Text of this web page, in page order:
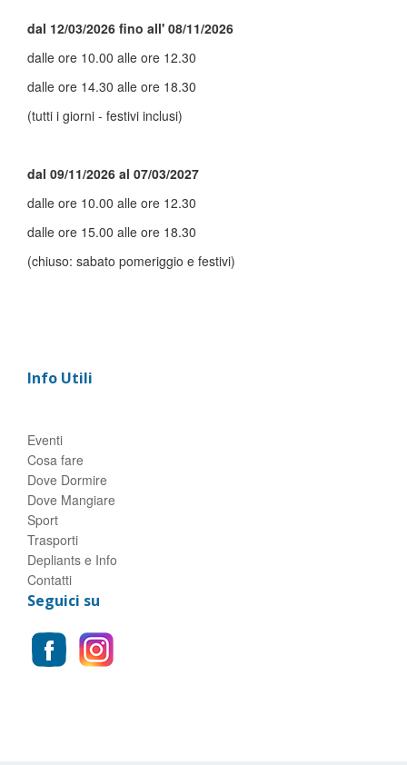
dal 12/03/2026 fino all' 08/11/2026
dalle ore 10.00 alle ore 12.30
dalle ore 14.30 alle ore 18.30
(tutti i giorni - festivi inclusi)
dal 09/11/2026 al 07/03/2027
dalle ore 10.00 alle ore 12.30
dalle ore 15.00 alle ore 18.30
(chiuso: sabato pomeriggio e festivi)
Info Utili
Eventi
Cosa fare
Dove Dormire
Dove Mangiare
Sport
Trasporti
Depliants e Info
Contatti
Seguici su